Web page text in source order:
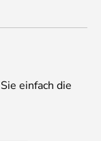
einfach die